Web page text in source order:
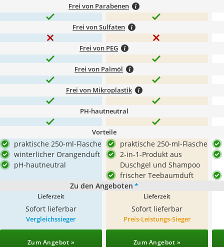
Frei von Parabenen
Frei von Sulfaten
Frei von PEG
Frei von Palmöl
Frei von Mikroplastik
PH-hautneutral
Vorteile
praktische 250-ml-Flasche
winterlicher Orangenduft
pH-hautneutral
praktische 250-ml-Flasche
2-in-1-Produkt aus
Duschgel und Shampoo
frischer Teebaumduft
Zu den Angeboten *
Lieferzeit
Sofort lieferbar
Lieferzeit
Sofort lieferbar
Vergleichssieger
Zum Angebot »
Preis-Leistungs-Sieger
Zum Angebot »